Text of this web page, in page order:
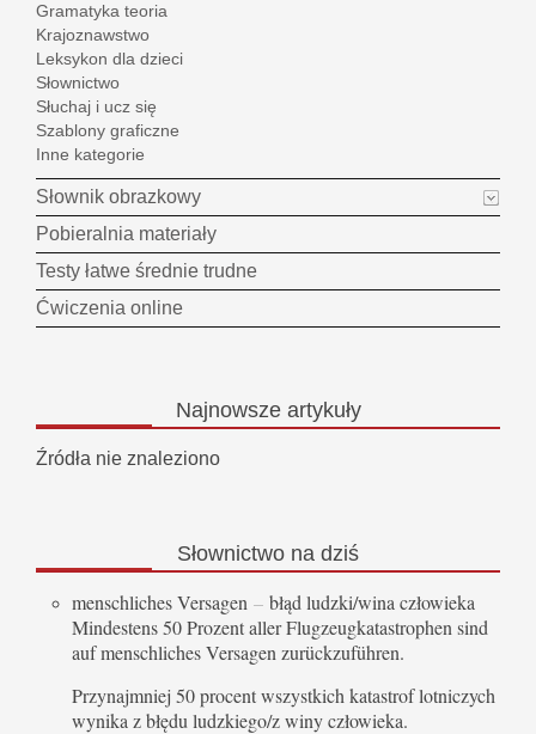
Gramatyka teoria
Krajoznawstwo
Leksykon dla dzieci
Słownictwo
Słuchaj i ucz się
Szablony graficzne
Inne kategorie
Słownik obrazkowy
Pobieralnia materiały
Testy łatwe średnie trudne
Ćwiczenia online
Najnowszeartykuły
Źródła nie znaleziono
Słownictwo na dziś
menschliches Versagen – błąd ludzki/wina człowieka
Mindestens 50 Prozent aller Flugzeugkatastrophen sind
auf menschliches Versagen zurückzuführen.
Przynajmniej 50 procent wszystkich katastrof lotniczych
wynika z błędu ludzkiego/z winy człowieka.